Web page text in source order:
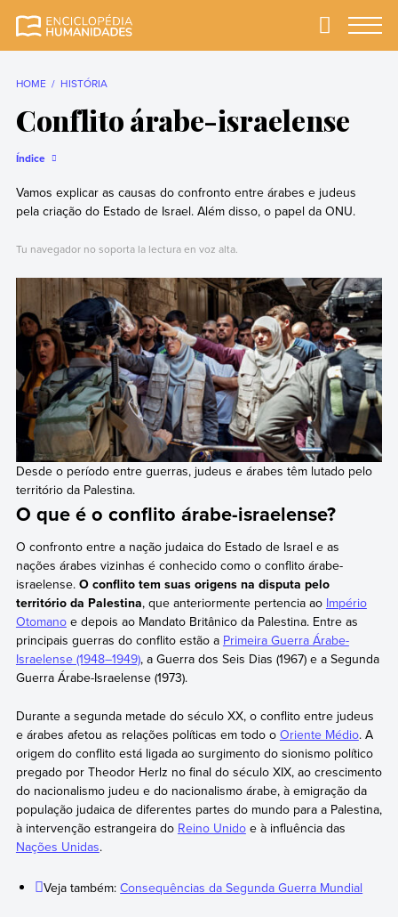
completa e mais
Primary
HOME HISTÓRIA
Conflito árabe-israelense
Índice
Vamos explicar as causas do confronto entre árabes e judeus
pela criação do Estado de Israel. Além disso, o papel da ONU.
Tu navegador no soporta la lectura en voz alta.
Desde o período entre guerras, judeus e árabes têm lutado pelo
território da Palestina.
O que é o conflito árabe-israelense?
O confronto entre a nação judaica do Estado de Israel e as
nações árabes vizinhas é conhecido como o conflito árabe-
israelense. O conflito tem suas origens na disputa pelo
território da Palestina, que anteriormente pertencia ao Império
Otomanoe depois ao Mandato Britânico da Palestina. Entre as
principais guerras do conflito estão a Primeira Guerra Árabe-
Israelense (1948–1949), a Guerra dos Seis Dias (1967) e a Segunda
Guerra Árabe-Israelense (1973).
Durante a segunda metade do século XX, o conflito entre judeus
e árabes afetou as relações políticas em todo o Oriente Médio. A
origem do conflito está ligada ao surgimento do sionismo político
pregado por Theodor Herlz no final do século XIX, ao crescimento
do nacionalismo judeu e do nacionalismo árabe, à emigração da
população judaica de diferentes partes do mundo para a Palestina,
à intervenção estrangeira do Reino Unidoe à influência das
Nações Unidas.
Veja também:Consequências da Segunda Guerra Mundial